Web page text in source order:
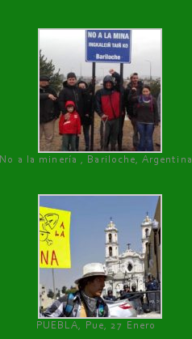
No a la minería , Bariloche, Argentina
PUEBLA, Pue, 27 Enero